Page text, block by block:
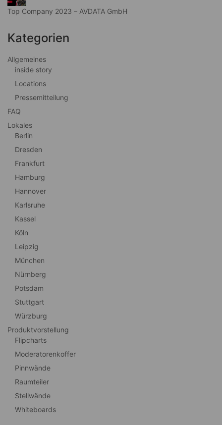
Top Company 2023 – AVDATA GmbH
Kategorien
Allgemeines
inside story
Locations
Pressemitteilung
FAQ
Lokales
Berlin
Dresden
Frankfurt
Hamburg
Hannover
Karlsruhe
Kassel
Köln
Leipzig
München
Nürnberg
Potsdam
Stuttgart
Würzburg
Produktvorstellung
Flipcharts
Moderatorenkoffer
Pinnwände
Raumteiler
Stellwände
Whiteboards